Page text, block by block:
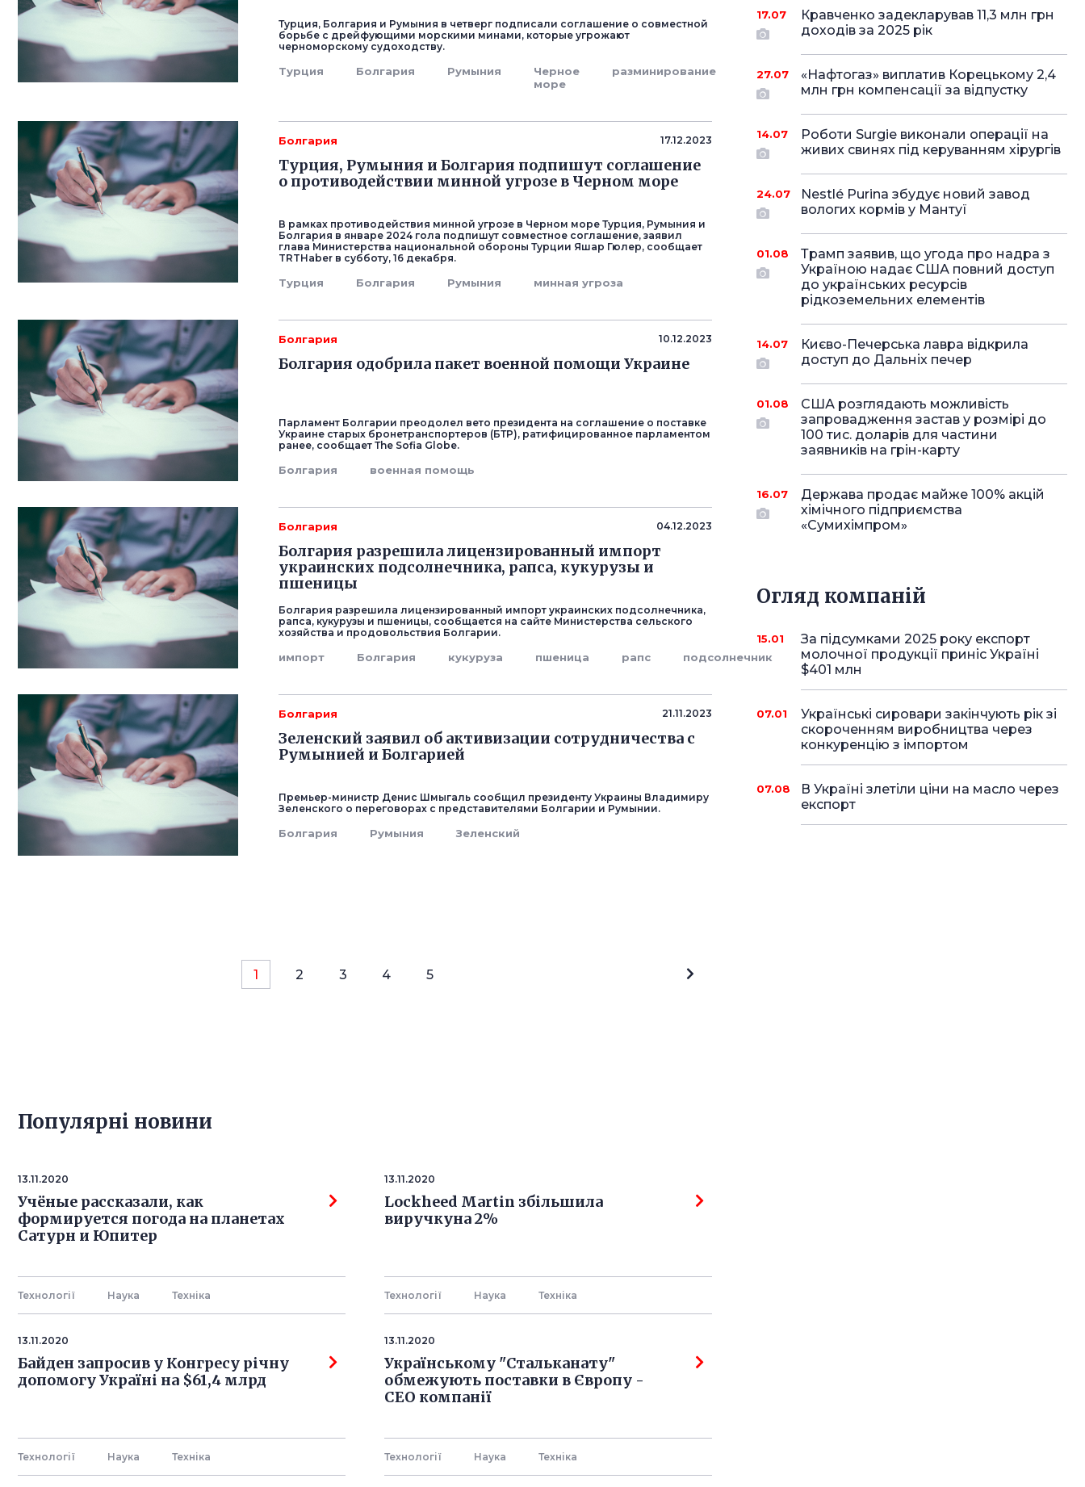
Турция, Болгария и Румыния в четверг подписали соглашение о совместной
борьбе с дрейфующими морскими минами, которые угрожают
черноморскому судоходству.
Турция Болгария Румыния
Черное
море
разминирование
Болгария 17.12.2023
Турция, Румыния и Болгария подпишут соглашение
о противодействии минной угрозе в Черном море
В рамках противодействия минной угрозе в Черном море Турция, Румыния и
Болгария в январе 2024 гола подпишут совместное соглашение, заявил
глава Министерства национальной обороны Турции Яшар Гюлер, сообщает
TRTHaber в субботу, 16 декабря.
Турция Болгария Румыния минная угроза
Болгария 10.12.2023
Болгария одобрила пакет военной помощи Украине
Парламент Болгарии преодолел вето президента на соглашение о поставке
Украине старых бронетранспортеров (БТР), ратифицированное парламентом
ранее, сообщает Тhe Sofia Globe.
Болгария военная помощь
Болгария 04.12.2023
Болгария разрешила лицензированный импорт
украинских подсолнечника, рапса, кукурузы и
пшеницы
Болгария разрешила лицензированный импорт украинских подсолнечника,
рапса, кукурузы и пшеницы, сообщается на сайте Министерства сельского
хозяйства и продовольствия Болгарии.
импорт Болгария кукуруза пшеница рапс подсолнечник
Болгария 21.11.2023
Зеленский заявил об активизации сотрудничества с
Румынией и Болгарией
Премьер-министр Денис Шмыгаль сообщил президенту Украины Владимиру
Зеленского о переговорах с представителями Болгарии и Румынии.
Болгария Румыния Зеленский
1 2 3 4 5
Популярнi новини
13.11.2020
Учёные рассказали, как
формируется погода на планетах
Сатурн и Юпитер
Технології Наука Технiка
13.11.2020
Lockheed Martin збільшила
виручкуна 2%
Технології Наука Технiка
13.11.2020
Байден запросив у Конгресу річну
допомогу Україні на $61,4 млрд
Технології Наука Технiка
13.11.2020
Українському "Стальканату"
обмежують поставки в Європу -
СЕО компанії
Технології Наука Технiка
17.07
Кравченко задекларував 11,3 млн грн
доходів за 2025 рік
27.07
«Нафтогаз» виплатив Корецькому 2,4
млн грн компенсації за відпустку
14.07
Роботи Surgie виконали операції на
живих свинях під керуванням хірургів
24.07
Nestlé Purina збудує новий завод
вологих кормів у Мантуї
01.08
Трамп заявив, що угода про надра з
Україною надає США повний доступ
до українських ресурсів
рідкоземельних елементів
14.07
Києво-Печерська лавра відкрила
доступ до Дальніх печер
01.08
США розглядають можливість
запровадження застав у розмірі до
100 тис. доларів для частини
заявників на грін-карту
16.07
Держава продає майже 100% акцій
хімічного підприємства
«Сумихімпром»
Огляд компаній
15.01
За підсумками 2025 року експорт
молочної продукції приніс Україні
$401 млн
07.01
Українські сировари закінчують рік зі
скороченням виробництва через
конкуренцію з імпортом
07.08
В Україні злетіли ціни на масло через
експорт